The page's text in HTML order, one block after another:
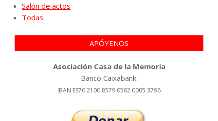
Salón de actos
Todas
APÓYENOS
Asociación Casa de la Memoria
Banco Caixabank:
IBAN ES70 2100 8579 0502 0005 3796